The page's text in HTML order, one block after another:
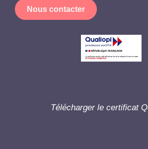
Nous contacter
Télécharger le certificat